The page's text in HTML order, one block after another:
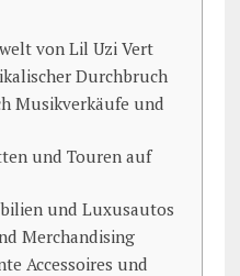
von Lil Uzi Vert
Durchbruch
Musikverkäufe und
und Touren auf
und Luxusautos
Merchandising
Accessoires und